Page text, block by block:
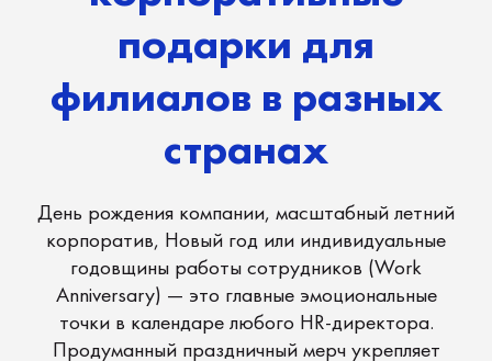
корпоратив, Новый год или индивидуальные
годовщины работы сотрудников (Work
Anniversary) — это главные эмоциональные
точки в календаре любого HR-директора.
Продуманный праздничный мерч укрепляет
внутреннее комьюнити, повышает лояльность
и нативно превращает сотрудников
Однако подготовка подарков к важной дате
для международной компании часто
превращается в гонку на выживание.